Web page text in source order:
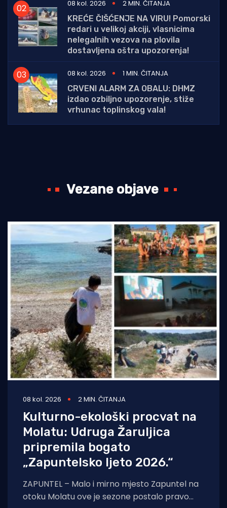
08 kol. 2026
2 MIN. ČITANJA
KREĆE ČIŠĆENJE NA VIRU! Pomorski
redari u velikoj akciji, vlasnicima
nelegalnih vezova na plovila
dostavljena oštra upozorenja!
08 kol. 2026
1 MIN. ČITANJA
CRVENI ALARM ZA OBALU: DHMZ
izdao ozbiljno upozorenje, stiže
vrhunac toplinskog vala!
Vezane objave
08 kol. 2026 2 MIN. ČITANJA
Kulturno-ekološki procvat na
Molatu: Udruga Žaruljica
pripremila bogato
„Zapuntelsko ljeto 2026.“
ZAPUNTEL – Malo i mirno mjesto Zapuntel na
otoku Molatu ove je sezone postalo pravo